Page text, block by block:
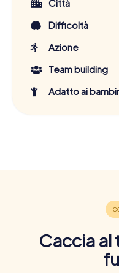
Città
Difficoltà
Azione
Team building
Adatto ai
Caccia